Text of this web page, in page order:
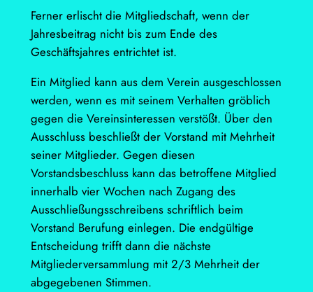
Ferner erlischt die Mitgliedschaft, wenn der
Jahresbeitrag nicht bis zum Ende des
Geschäftsjahres entrichtet ist.
Ein Mitglied kann aus dem Verein ausgeschlossen
werden, wenn es mit seinem Verhalten gröblich
gegen die Vereinsinteressen verstößt. Über den
Ausschluss beschließt der Vorstand mit Mehrheit
seiner Mitglieder. Gegen diesen
Vorstandsbeschluss kann das betroffene Mitglied
innerhalb vier Wochen nach Zugang des
Ausschließungsschreibens schriftlich beim
Vorstand Berufung einlegen. Die endgültige
Entscheidung trifft dann die nächste
Mitgliederversammlung mit 2/3 Mehrheit der
abgegebenen Stimmen.